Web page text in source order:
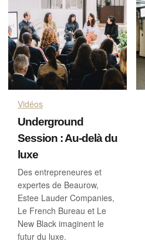
Vidéos
Underground
Session : Au-delà du
luxe
Des entrepreneures et
expertes de Beaurow,
Estee Lauder Companies,
Le French Bureau et Le
New Black imaginent le
futur du luxe.